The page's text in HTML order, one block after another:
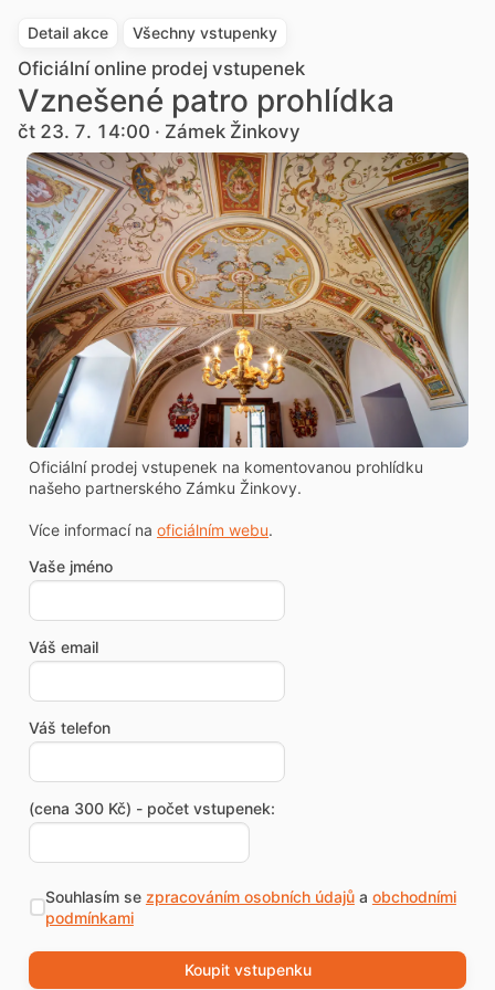
Detail akce Všechny vstupenky
Oficiální online prodej vstupenek
Vznešené patro prohlídka
čt 23. 7. 14:00 · Zámek Žinkovy
Oficiální prodej vstupenek na komentovanou prohlídku
našeho partnerského Zámku Žinkovy.
Více informací na oficiálním webu.
Vaše jméno
Váš email
Váš telefon
(cena 300 Kč) - počet vstupenek:
Souhlasím se zpracováním osobních údajůa obchodními
podmínkami
Koupit vstupenku